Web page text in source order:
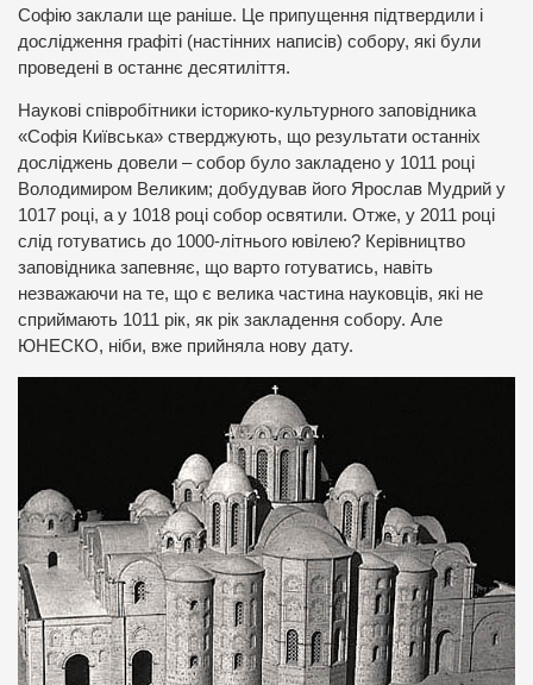
Софію заклали ще раніше. Це припущення підтвердили і
дослідження графіті (настінних написів) собору, які були
проведені в останнє десятиліття.
Наукові співробітники історико-культурного заповідника
«Софія Київська» стверджують, що результати останніх
досліджень довели – собор було закладено у 1011 році
Володимиром Великим; добудував його Ярослав Мудрий у
1017 році, а у 1018 році собор освятили. Отже, у 2011 році
слід готуватись до 1000-літнього ювілею? Керівництво
заповідника запевняє, що варто готуватись, навіть
незважаючи на те, що є велика частина науковців, які не
сприймають 1011 рік, як рік закладення собору. Але
ЮНЕСКО, ніби, вже прийняла нову дату.